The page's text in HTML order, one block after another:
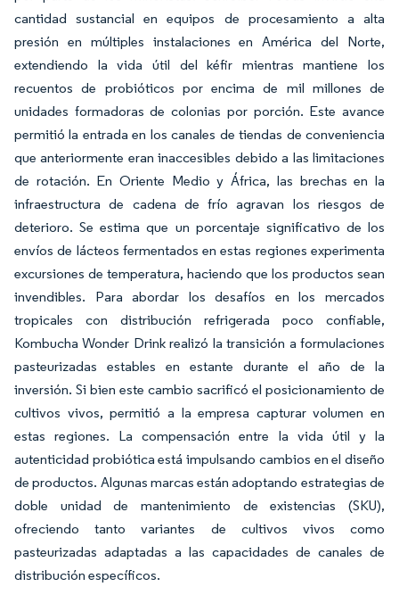
cantidad sustancial en equipos de procesamiento a alta
presión en múltiples instalaciones en América del Norte,
extendiendo la vida útil del kéfir mientras mantiene los
recuentos de probióticos por encima de mil millones de
unidades formadoras de colonias por porción. Este avance
permitió la entrada en los canales de tiendas de conveniencia
que anteriormente eran inaccesibles debido a las limitaciones
de rotación. En Oriente Medio y África, las brechas en la
infraestructura de cadena de frío agravan los riesgos de
deterioro. Se estima que un porcentaje significativo de los
envíos de lácteos fermentados en estas regiones experimenta
excursiones de temperatura, haciendo que los productos sean
invendibles. Para abordar los desafíos en los mercados
tropicales con distribución refrigerada poco confiable,
Kombucha Wonder Drink realizó la transición a formulaciones
pasteurizadas estables en estante durante el año de la
inversión. Si bien este cambio sacrificó el posicionamiento de
cultivos vivos, permitió a la empresa capturar volumen en
estas regiones. La compensación entre la vida útil y la
autenticidad probiótica está impulsando cambios en el diseño
de productos. Algunas marcas están adoptando estrategias de
doble unidad de mantenimiento de existencias (SKU),
ofreciendo tanto variantes de cultivos vivos como
pasteurizadas adaptadas a las capacidades de canales de
distribución específicos.